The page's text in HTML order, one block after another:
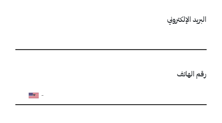
البريد الإلكتروني
رقم الهاتف